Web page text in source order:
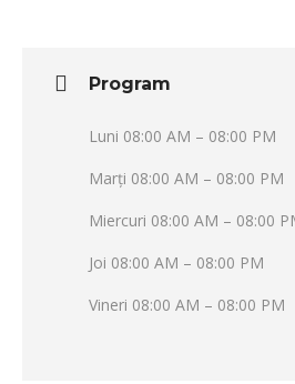
Program
Luni 08:00 AM – 08:00 PM
Marți 08:00 AM – 08:00 PM
Miercuri 08:00 AM – 08:00
Joi 08:00 AM – 08:00 PM
Vineri 08:00 AM – 08:00 PM